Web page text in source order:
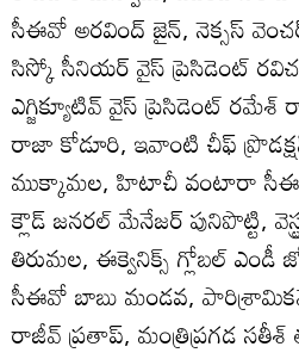
సీఈవో అరవింద్‌ జైన్‌, నెక్సస్‌
సిస్కో సీనియర్‌ వైస్‌ ప్రెసిడెంట్‌
ఎగ్జిక్యూటివ్‌ వైస్‌ ప్రెసిడెంట్‌
రాజా కోడూరి, ఇవాంటి చీఫ్‌
ముక్కామల, హిటాచీ వంటారా
క్లౌడ్‌ జనరల్‌ మేనేజర్‌ పునిపొట్టి,
తిరుమల, ఈక్వెనిక్స్‌ గ్లోబల్‌ ఎండీ
సీఈవో బాబు మండవ,
రాజీవ్‌ ప్రతాప్‌, మంత్రిప్రగడ సతీశ్‌